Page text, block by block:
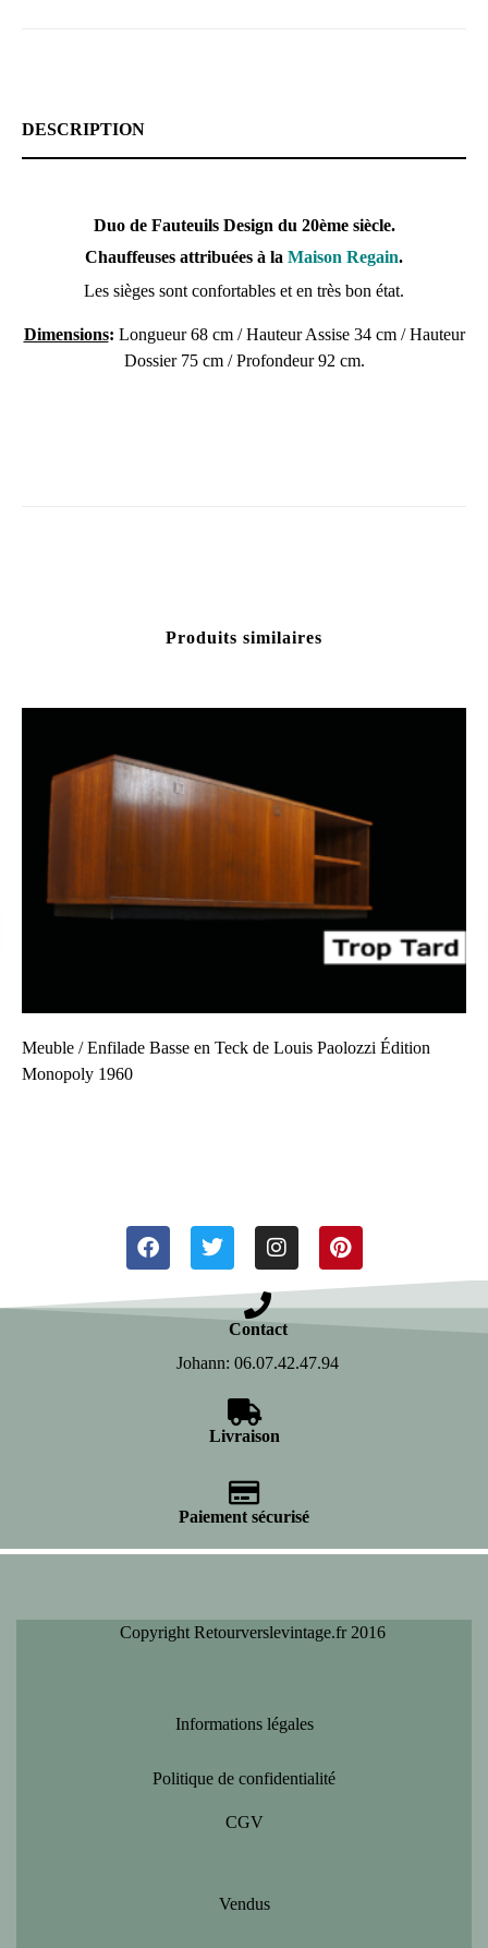
DESCRIPTION
Duo de Fauteuils Design du 20ème siècle.
Chauffeuses attribuées à la Maison Regain.
Les sièges sont confortables et en très bon état.
Dimensions: Longueur 68 cm / Hauteur Assise 34 cm / Hauteur
Dossier 75 cm / Profondeur 92 cm.
Produits similaires
Meuble / Enfilade Basse en Teck de Louis Paolozzi Édition
Monopoly 1960
Contact
Johann: 06.07.42.47.94
Livraison
Paiement sécurisé
Copyright Retourverslevintage.fr 2016
Informations légales
Politique de confidentialité
CGV
Vendus